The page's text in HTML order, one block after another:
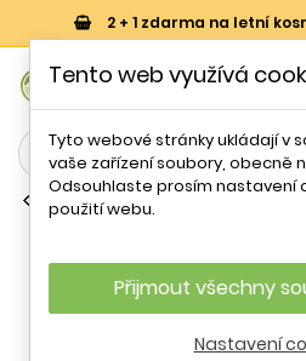
2 + 1 zdarma na letní
Pleťová séra
Moisture (Serum
Tento web využívá
Tyto webové stránky ukládají v
vaše zařízení soubory, obecně
Odsouhlaste prosím nastavení
použití webu.
Přijmout všechny
Nastavení